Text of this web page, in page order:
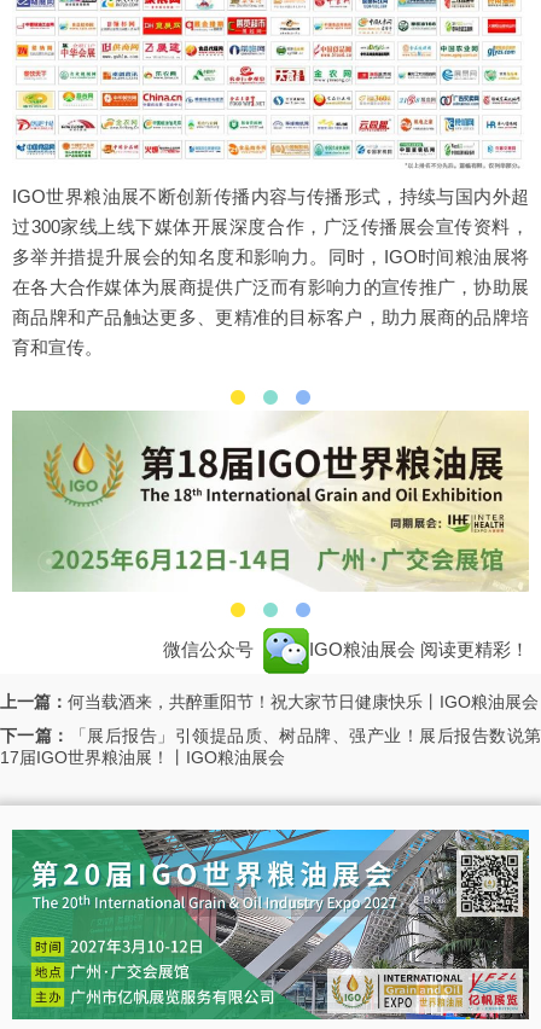
IGO世界粮油展不断创新传播内容与传播形式，持续与国内外超
过300家线上线下媒体开展深度合作，广泛传播展会宣传资料，
多举并措提升展会的知名度和影响力。同时，IGO时间粮油展将
在各大合作媒体为展商提供广泛而有影响力的宣传推广，协助展
商品牌和产品触达更多、更精准的目标客户，助力展商的品牌培
育和宣传。
微信公众号 IGO粮油展会 阅读更精彩！
上一篇： 何当载酒来，共醉重阳节！祝大家节日健康快乐丨IGO粮油展会
下一篇：
「展后报告」引领提品质、树品牌、强产业！展后报告数说第
17届IGO世界粮油展！丨IGO粮油展会